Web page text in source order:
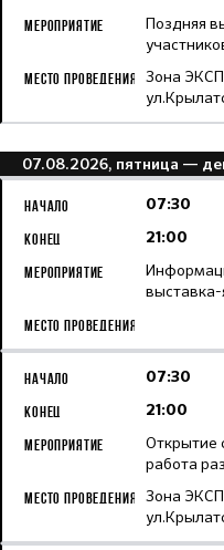
Поздняя
Зона
07.08.2026, пятница —
07:30
21:00
07:30
21:00
Открытие
работа
Зона